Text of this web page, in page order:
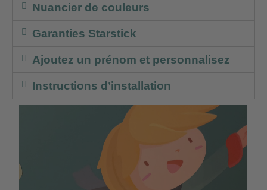
Nuancier de couleurs
Garanties Starstick
Ajoutez un prénom et personnalisez
Instructions d’installation